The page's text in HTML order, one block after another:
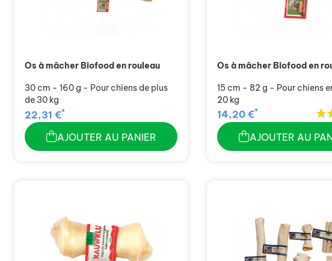
Os à mâcher Biofood en rouleau
30 cm - 160 g - Pour chiens de plus
de 30 kg
22,31 €*
AJOUTER AU PANIER
Os à mâcher Biofood en
15 cm - 82 g - Pour chiens
20 kg
14,20 €*
AJOUTER AU